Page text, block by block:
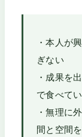
・本人が
ぎない
・成果を
で食べて
・無理に
間と空間